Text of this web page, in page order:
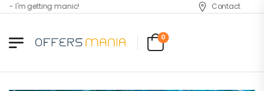
- I'm getting manic! Contact
0